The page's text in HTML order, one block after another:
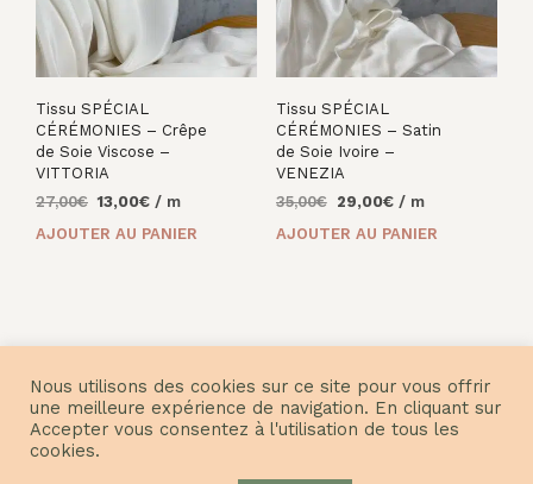
Tissu SPÉCIAL
CÉRÉMONIES – Crêpe
de Soie Viscose –
VITTORIA
27,00€ Le
13,00€Le/ m
AJOUTER AU PANIER
Tissu SPÉCIAL
CÉRÉMONIES – Satin
de Soie Ivoire –
VENEZIA
35,00€
Le
29,00€Le/ m
AJOUTER AU PANIER
Nous utilisons des cookies sur ce site pour vous offrir
une meilleure expérience de navigation. En cliquant sur
Accepter vous consentez à l'utilisation de tous les
cookies.